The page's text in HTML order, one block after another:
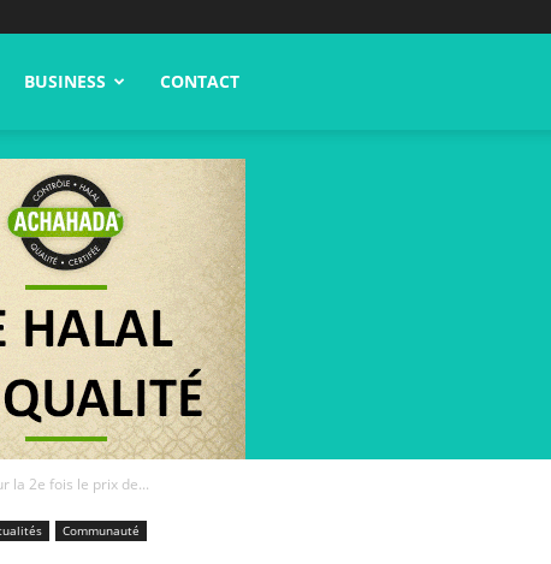
BUSINESS CONTACT
la 2e fois le prix de...
Communauté